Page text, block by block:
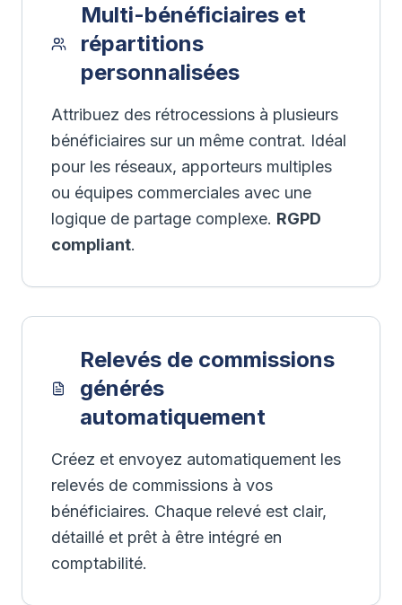
Multi-bénéficiaires et
répartitions
personnalisées
Attribuez des rétrocessions à plusieurs
bénéficiaires sur un même contrat. Idéal
pour les réseaux, apporteurs multiples
ou équipes commerciales avec une
logique de partage complexe. RGPD
compliant.
Relevés de commissions
générés
automatiquement
Créez et envoyez automatiquement les
relevés de commissions à vos
bénéficiaires. Chaque relevé est clair,
détaillé et prêt à être intégré en
comptabilité.